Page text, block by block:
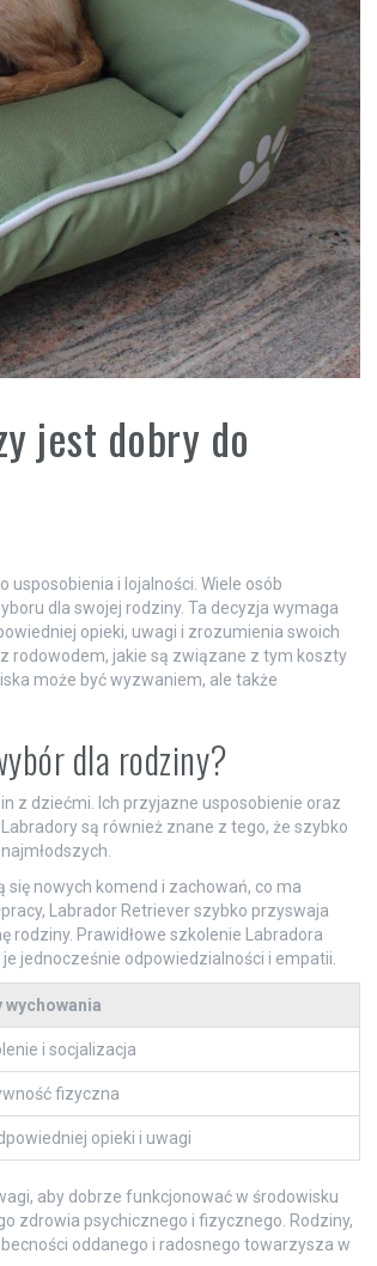
jest dobry do
usposobienia i lojalności. Wiele osób
dla swojej rodziny. Ta decyzja wymaga
opieki, uwagi i zrozumienia swoich
rodowodem, jakie są związane z tym koszty
może być wyzwaniem, ale także
dla rodziny?
z dziećmi. Ich przyjazne usposobienie oraz
są również znane z tego, że szybko
nowych komend i zachowań, co ma
Labrador Retriever szybko przyswaja
rodziny. Prawidłowe szkolenie Labradora
jednocześnie odpowiedzialności i empatii.
wychowania
i socjalizacja
fizyczna
opieki i uwagi
aby dobrze funkcjonować w środowisku
zdrowia psychicznego i fizycznego. Rodziny,
oddanego i radosnego towarzysza w